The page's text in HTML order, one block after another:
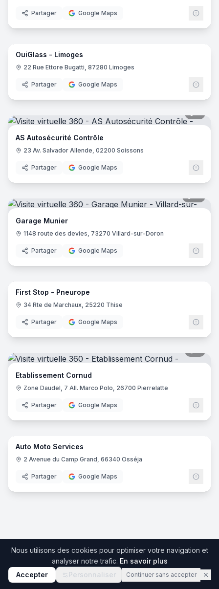
Partager Google Maps
5
OuiGlass - Limoges
22 Rue Ettore Bugatti, 87280 Limoges
Partager Google Maps
AS Autosécurité Contrôle
23 Av. Salvador Allende, 02200 Soissons
Partager Google Maps
Garage Munier
1148 route des devies, 73270 Villard-sur-Doron
Partager Google Maps
10
First Stop - Pneurope
34 Rte de Marchaux, 25220 Thise
Partager Google Maps
Etablissement Cornud
Zone Daudel, 7 All. Marco Polo, 26700 Pierrelatte
Partager Google Maps
12
Auto Moto Services
2 Avenue du Camp Grand, 66340 Osséja
Partager Google Maps
Nous utilisons des cookies pour optimiser votre navigation et
analyser notre trafic. En savoir plus
Accepter
Personnaliser Continuer sans accepter